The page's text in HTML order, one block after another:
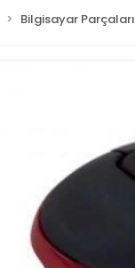
Bilgisayar Parçaları